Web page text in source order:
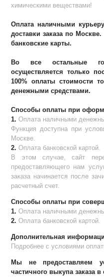
химическими веществами!
Оплата наличными
доставки заказа по
банковские карты.
Во все остальные
осуществляется только
100% оплаты стоимости
денежными средствами.
Способы оплаты при
1. Оплата наличными
Функция доступна при
Москве.
2. Оплата банковской картой.
В этом случае, сайт
предоставляющего нам
заказа начинается после
расчетный счет.
Способы оплаты при
1.Оплата наличными
2.Оплата банковской картой.
Дополнительная
Подробнее с условиями
Мы не предоставляем
частичного выкупа заказа